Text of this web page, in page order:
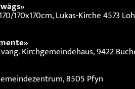
170x170cm, Lukas-Kirche 4573
Kirchgemeindehaus, 9422
8505 Pfyn